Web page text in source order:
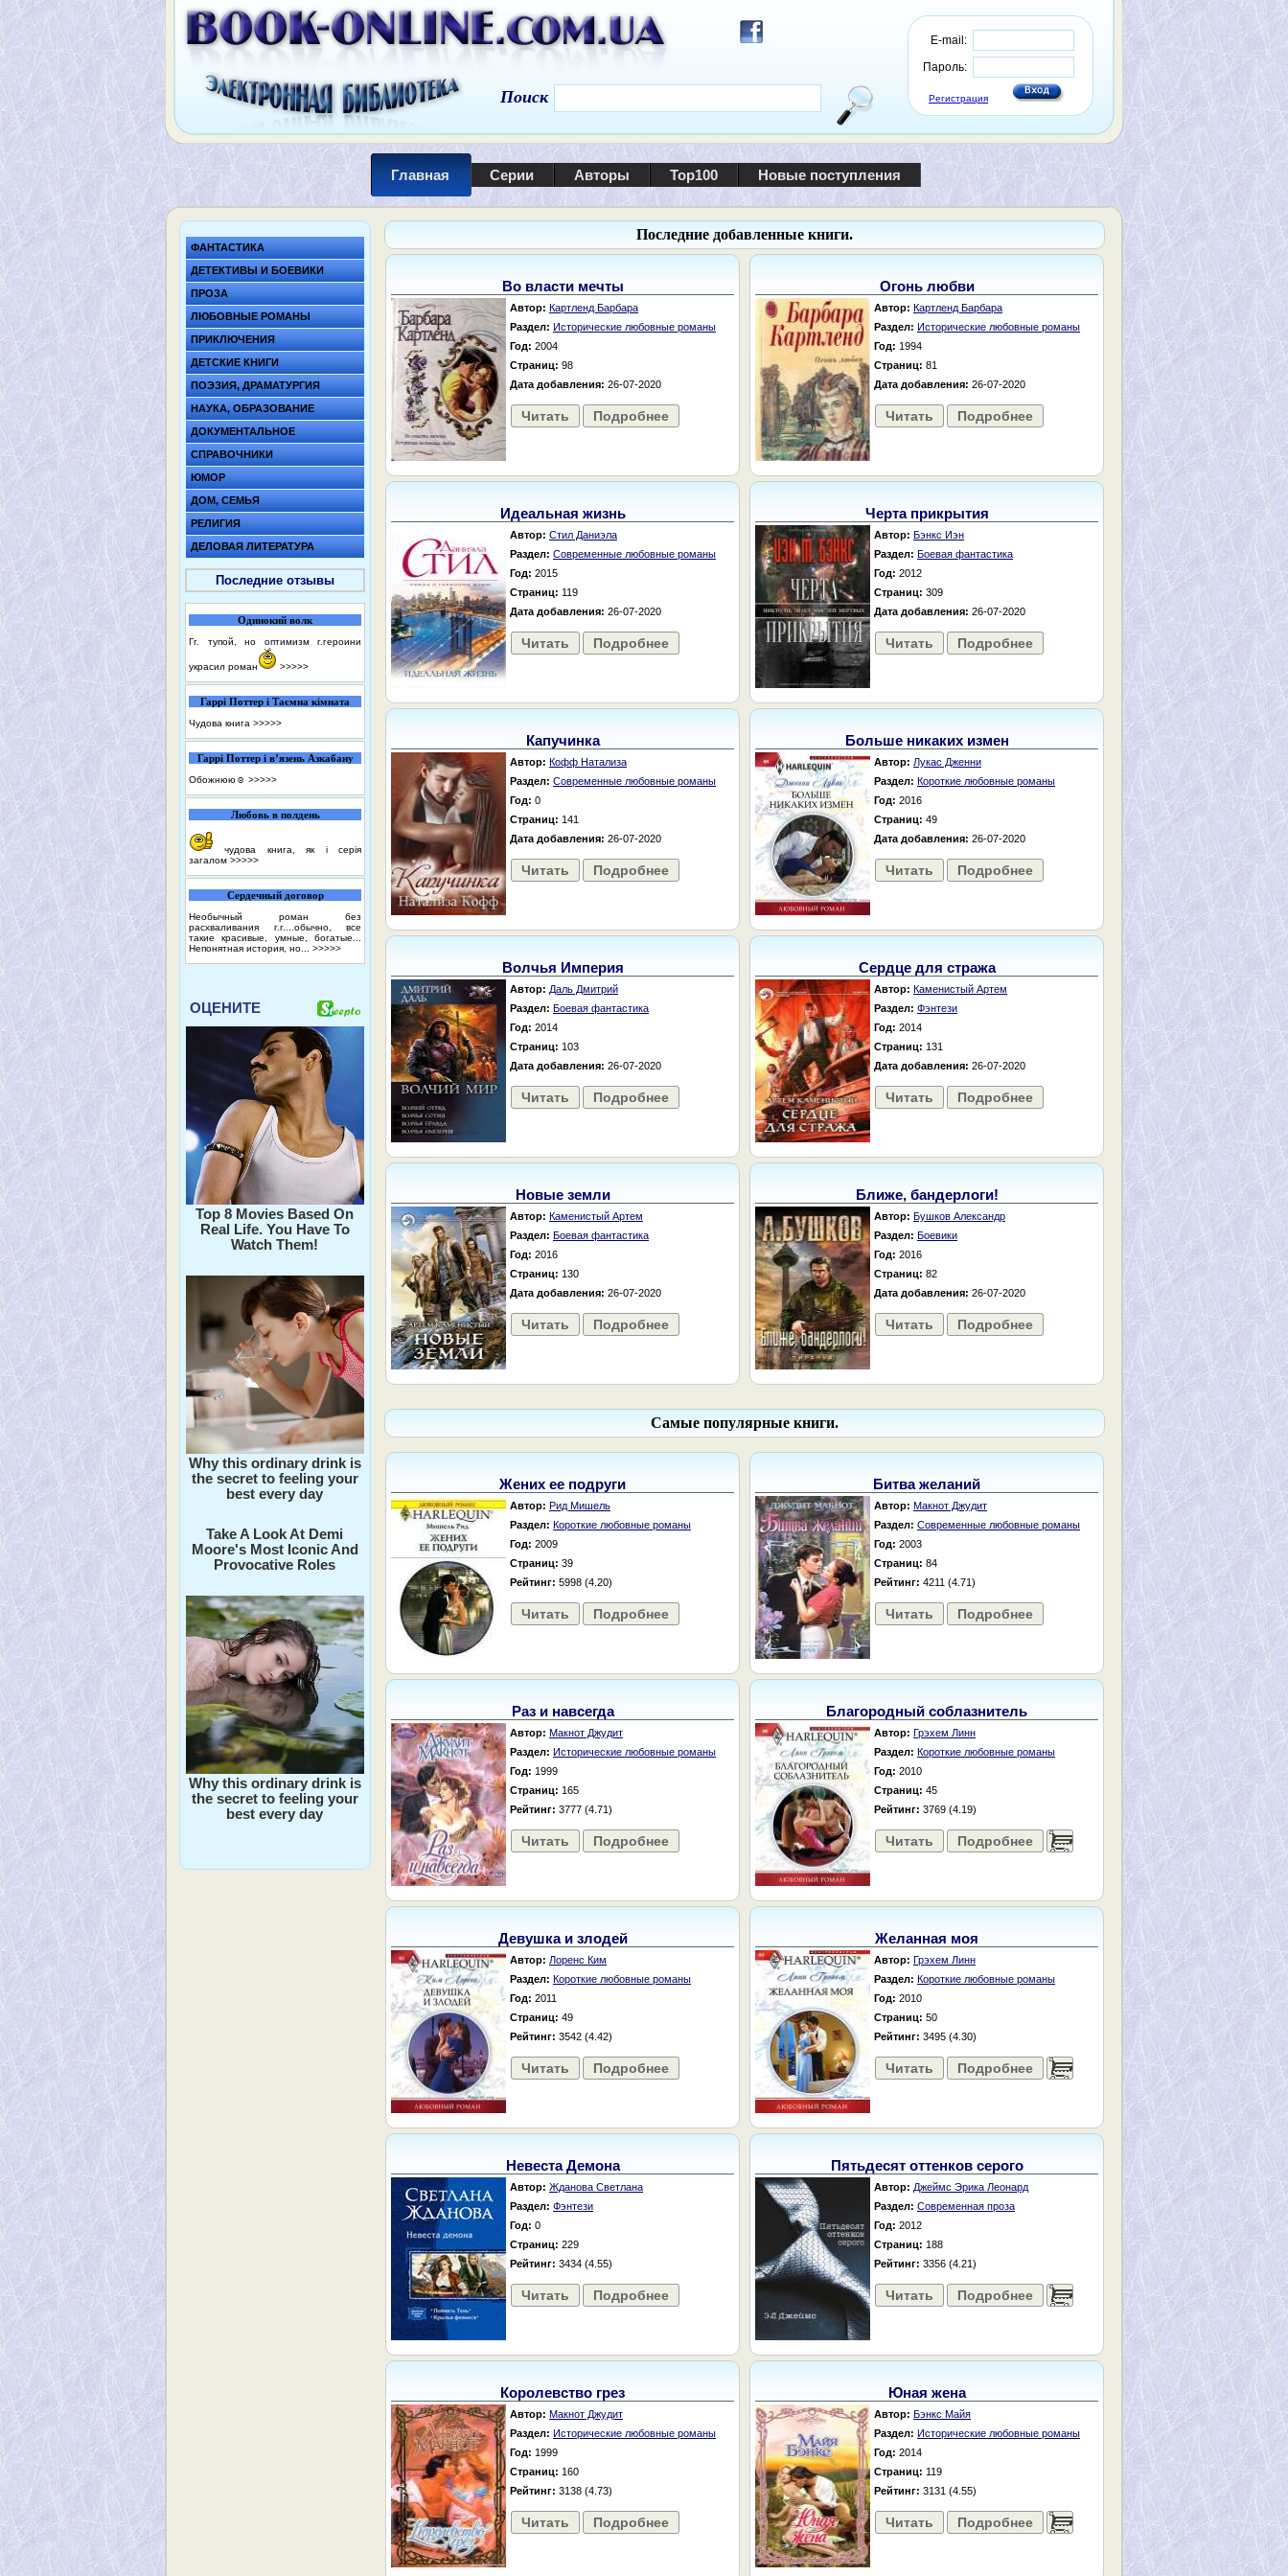
E-mail:
Пароль:
Регистрация
Поиск
Главная Серии Авторы Top100 Новые поступления
ФАНТАСТИКА
ДЕТЕКТИВЫ И БОЕВИКИ
ПРОЗА
ЛЮБОВНЫЕ РОМАНЫ
ПРИКЛЮЧЕНИЯ
ДЕТСКИЕ КНИГИ
ПОЭЗИЯ, ДРАМАТУРГИЯ
НАУКА, ОБРАЗОВАНИЕ
ДОКУМЕНТАЛЬНОЕ
СПРАВОЧНИКИ
ЮМОР
ДОМ, СЕМЬЯ
РЕЛИГИЯ
ДЕЛОВАЯ ЛИТЕРАТУРА
Последние отзывы
Одинокий волк
Гг. тупой, но оптимизм г.героини
украсил роман >>>>>
Гаррі Поттер і Таємна кімната
Чудова книга >>>>>
Гаррі Поттер і в’язень Азкабану
Обожнюю☺️ >>>>>
Любовь в полдень
чудова книга, як і серія
загалом >>>>>
Сердечный договор
Необычный роман без
расхваливания г.г....обычно, все
такие красивые, умные, богатые...
Непонятная история, но... >>>>>
ОЦЕНИТЕ
Top 8 Movies Based On
Real Life. You Have To
Watch Them!
Why this ordinary drink is
the secret to feeling your
best every day
Take A Look At Demi
Moore's Most Iconic And
Provocative Roles
Why this ordinary drink is
the secret to feeling your
best every day
Последние добавленные книги.
Во власти мечты
Автор: Картленд Барбара
Раздел: Исторические любовные романы
Год: 2004
Страниц: 98
Дата добавления: 26-07-2020
Читать Подробнее
Огонь любви
Автор: Картленд Барбара
Раздел: Исторические любовные романы
Год: 1994
Страниц: 81
Дата добавления: 26-07-2020
Читать Подробнее
Идеальная жизнь
Автор: Стил Даниэла
Раздел: Современные любовные романы
Год: 2015
Страниц: 119
Дата добавления: 26-07-2020
Читать Подробнее
Черта прикрытия
Автор: Бэнкс Иэн
Раздел: Боевая фантастика
Год: 2012
Страниц: 309
Дата добавления: 26-07-2020
Читать Подробнее
Капучинка
Автор: Кофф Натализа
Раздел: Современные любовные романы
Год: 0
Страниц: 141
Дата добавления: 26-07-2020
Читать Подробнее
Больше никаких измен
Автор: Лукас Дженни
Раздел: Короткие любовные романы
Год: 2016
Страниц: 49
Дата добавления: 26-07-2020
Читать Подробнее
Волчья Империя
Автор: Даль Дмитрий
Раздел: Боевая фантастика
Год: 2014
Страниц: 103
Дата добавления: 26-07-2020
Читать Подробнее
Сердце для стража
Автор: Каменистый Артем
Раздел: Фэнтези
Год: 2014
Страниц: 131
Дата добавления: 26-07-2020
Читать Подробнее
Новые земли
Автор: Каменистый Артем
Раздел: Боевая фантастика
Год: 2016
Страниц: 130
Дата добавления: 26-07-2020
Читать Подробнее
Ближе, бандерлоги!
Автор: Бушков Александр
Раздел: Боевики
Год: 2016
Страниц: 82
Дата добавления: 26-07-2020
Читать Подробнее
Самые популярные книги.
Жених ее подруги
Автор: Рид Мишель
Раздел: Короткие любовные романы
Год: 2009
Страниц: 39
Рейтинг: 5998 (4.20)
Читать Подробнее
Битва желаний
Автор: Макнот Джудит
Раздел: Современные любовные романы
Год: 2003
Страниц: 84
Рейтинг: 4211 (4.71)
Читать Подробнее
Раз и навсегда
Автор: Макнот Джудит
Раздел: Исторические любовные романы
Год: 1999
Страниц: 165
Рейтинг: 3777 (4.71)
Читать Подробнее
Благородный соблазнитель
Автор: Грэхем Линн
Раздел: Короткие любовные романы
Год: 2010
Страниц: 45
Рейтинг: 3769 (4.19)
Читать Подробнее ......
Девушка и злодей
Автор: Лоренс Ким
Раздел: Короткие любовные романы
Год: 2011
Страниц: 49
Рейтинг: 3542 (4.42)
Читать Подробнее
Желанная моя
Автор: Грэхем Линн
Раздел: Короткие любовные романы
Год: 2010
Страниц: 50
Рейтинг: 3495 (4.30)
Читать Подробнее ......
Невеста Демона
Автор: Жданова Светлана
Раздел: Фэнтези
Год: 0
Страниц: 229
Рейтинг: 3434 (4.55)
Читать Подробнее
Пятьдесят оттенков серого
Автор: Джеймс Эрика Леонард
Раздел: Современная проза
Год: 2012
Страниц: 188
Рейтинг: 3356 (4.21)
Читать Подробнее ......
Королевство грез
Автор: Макнот Джудит
Раздел: Исторические любовные романы
Год: 1999
Страниц: 160
Рейтинг: 3138 (4.73)
Читать Подробнее
Юная жена
Автор: Бэнкс Майя
Раздел: Исторические любовные романы
Год: 2014
Страниц: 119
Рейтинг: 3131 (4.55)
Читать Подробнее ......